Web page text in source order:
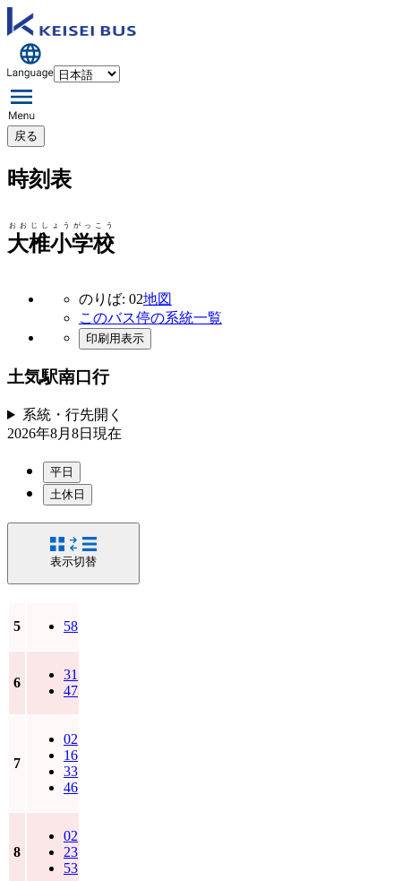
戻る
時刻表
大椎小学校
おおじしょうがっこう
のりば: 02地図
このバス停の系統一覧
印刷用表示
土気駅南口行
系統・行先開く
2026年8月8日 現在
平日
土休日
表示切替
5 58
6
31
47
7
02
16
33
46
8
02
23
53